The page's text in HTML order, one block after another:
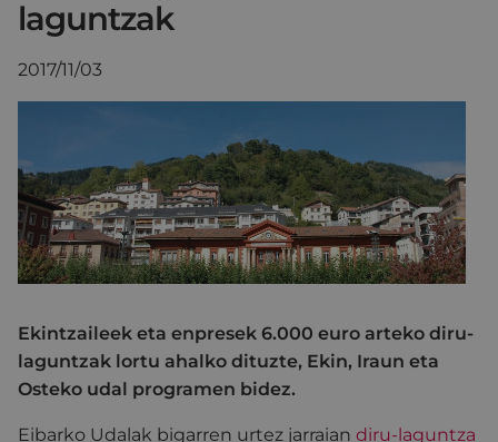
laguntzak
2017/11/03
Ekintzaileek eta enpresek 6.000 euro arteko diru-
laguntzak lortu ahalko dituzte, Ekin, Iraun eta
Osteko udal programen bidez.
Eibarko Udalak bigarren urtez jarraian diru-laguntza